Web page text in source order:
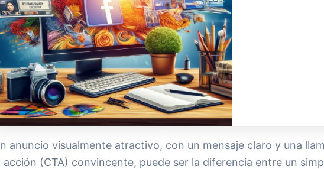
anuncio visualmente atractivo, con un mensaje claro y una
acción (CTA) convincente, puede ser la diferencia entre un